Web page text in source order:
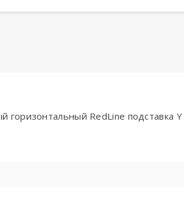
горизонтальный RedLine подставка Y